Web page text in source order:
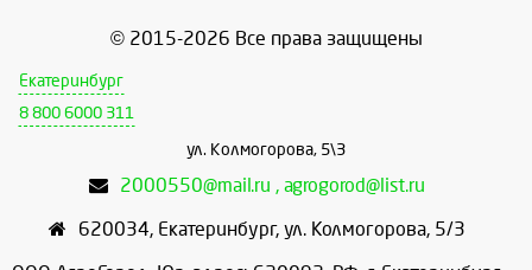
© 2015-2026 Все права защищены
Екатеринбург
8 800 6000 311
ул. Колмогорова, 5\3
2000550@mail.ru , agrogorod@list.ru
620034, Екатеринбург, ул. Колмогорова, 5/3